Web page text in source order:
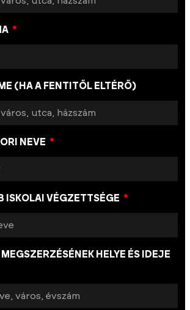
(HA A FENTITŐL ELTÉRŐ)
NEVE
ISKOLAI VÉGZETTSÉGE
HELYE ÉS IDEJE